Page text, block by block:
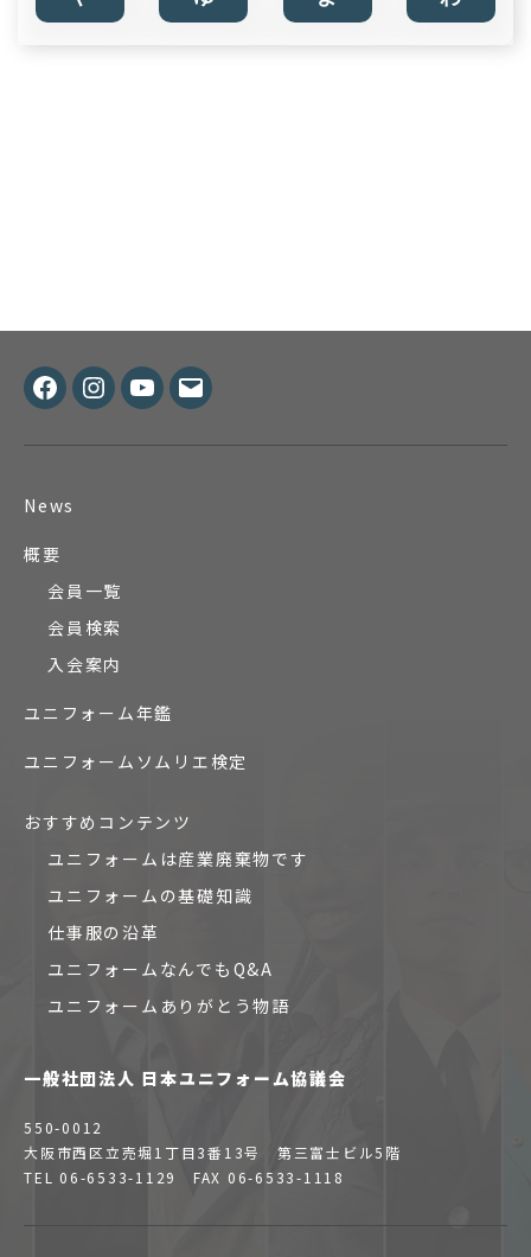
FacebookInstagramYoutube
メ
ル
News
概要
会員一覧
会員検索
入会案内
ユニフォーム年鑑
ユニフォームソムリエ検定
おすすめコンテンツ
ユニフォームは産業廃棄物です
ユニフォームの基礎知識
仕事服の沿革
ユニフォームなんでもQ&A
ユニフォームありがとう物語
一般社団法人 日本ユニフォーム協議会
550-0012
大阪市西区立売堀1丁目3番13号 第三富士ビル5階
TEL 06-6533-1129 FAX 06-6533-1118